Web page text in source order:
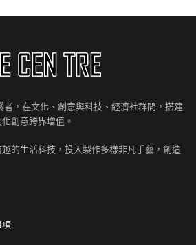
，在文化、創意與科技、經濟社群間，搭建
創意跨界增值。
的生活科技，投入製作多樣非凡手藝，創造
項